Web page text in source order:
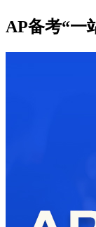
AP备考“一